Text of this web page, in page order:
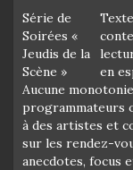
Série de
Soirées «
Jeudis de la
Scène »
en
Aucune
programmateurs
à des artistes et
sur les rendez-
anecdotes, focus